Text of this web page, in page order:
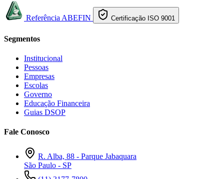
Referência ABEFIN Certificação ISO 9001
Segmentos
Institucional
Pessoas
Empresas
Escolas
Governo
Educação Financeira
Guias DSOP
Fale Conosco
R. Alba, 88 - Parque Jabaquara
São Paulo - SP